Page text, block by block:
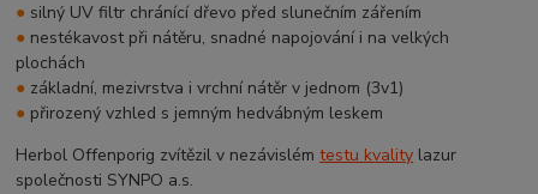
● silný UV filtr chránící dřevo před slunečním zářením
● nestékavost při nátěru, snadné napojování i na velkých
plochách
● základní, mezivrstva i vrchní nátěr v jednom (3v1)
● přirozený vzhled s jemným hedvábným leskem
Herbol Offenporig zvítězil v nezávislémtestu kvality lazur
společnosti SYNPO a.s.